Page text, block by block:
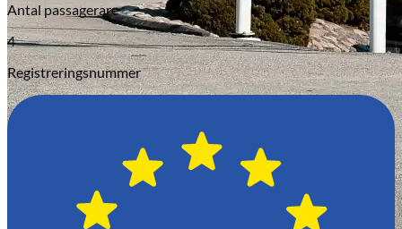
Antal passagerare
4
Registreringsnummer